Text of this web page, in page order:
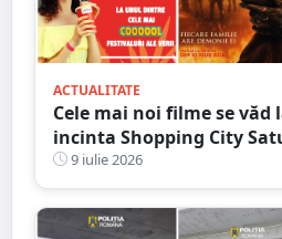
ACTUALITATE
Cele mai noi filme se văd
incinta Shopping City
9 iulie 2026